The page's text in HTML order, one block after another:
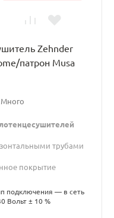
Zehnder
патрон Musa
трубами
покрытие
подключения — в сеть
Вольт ± 10 %